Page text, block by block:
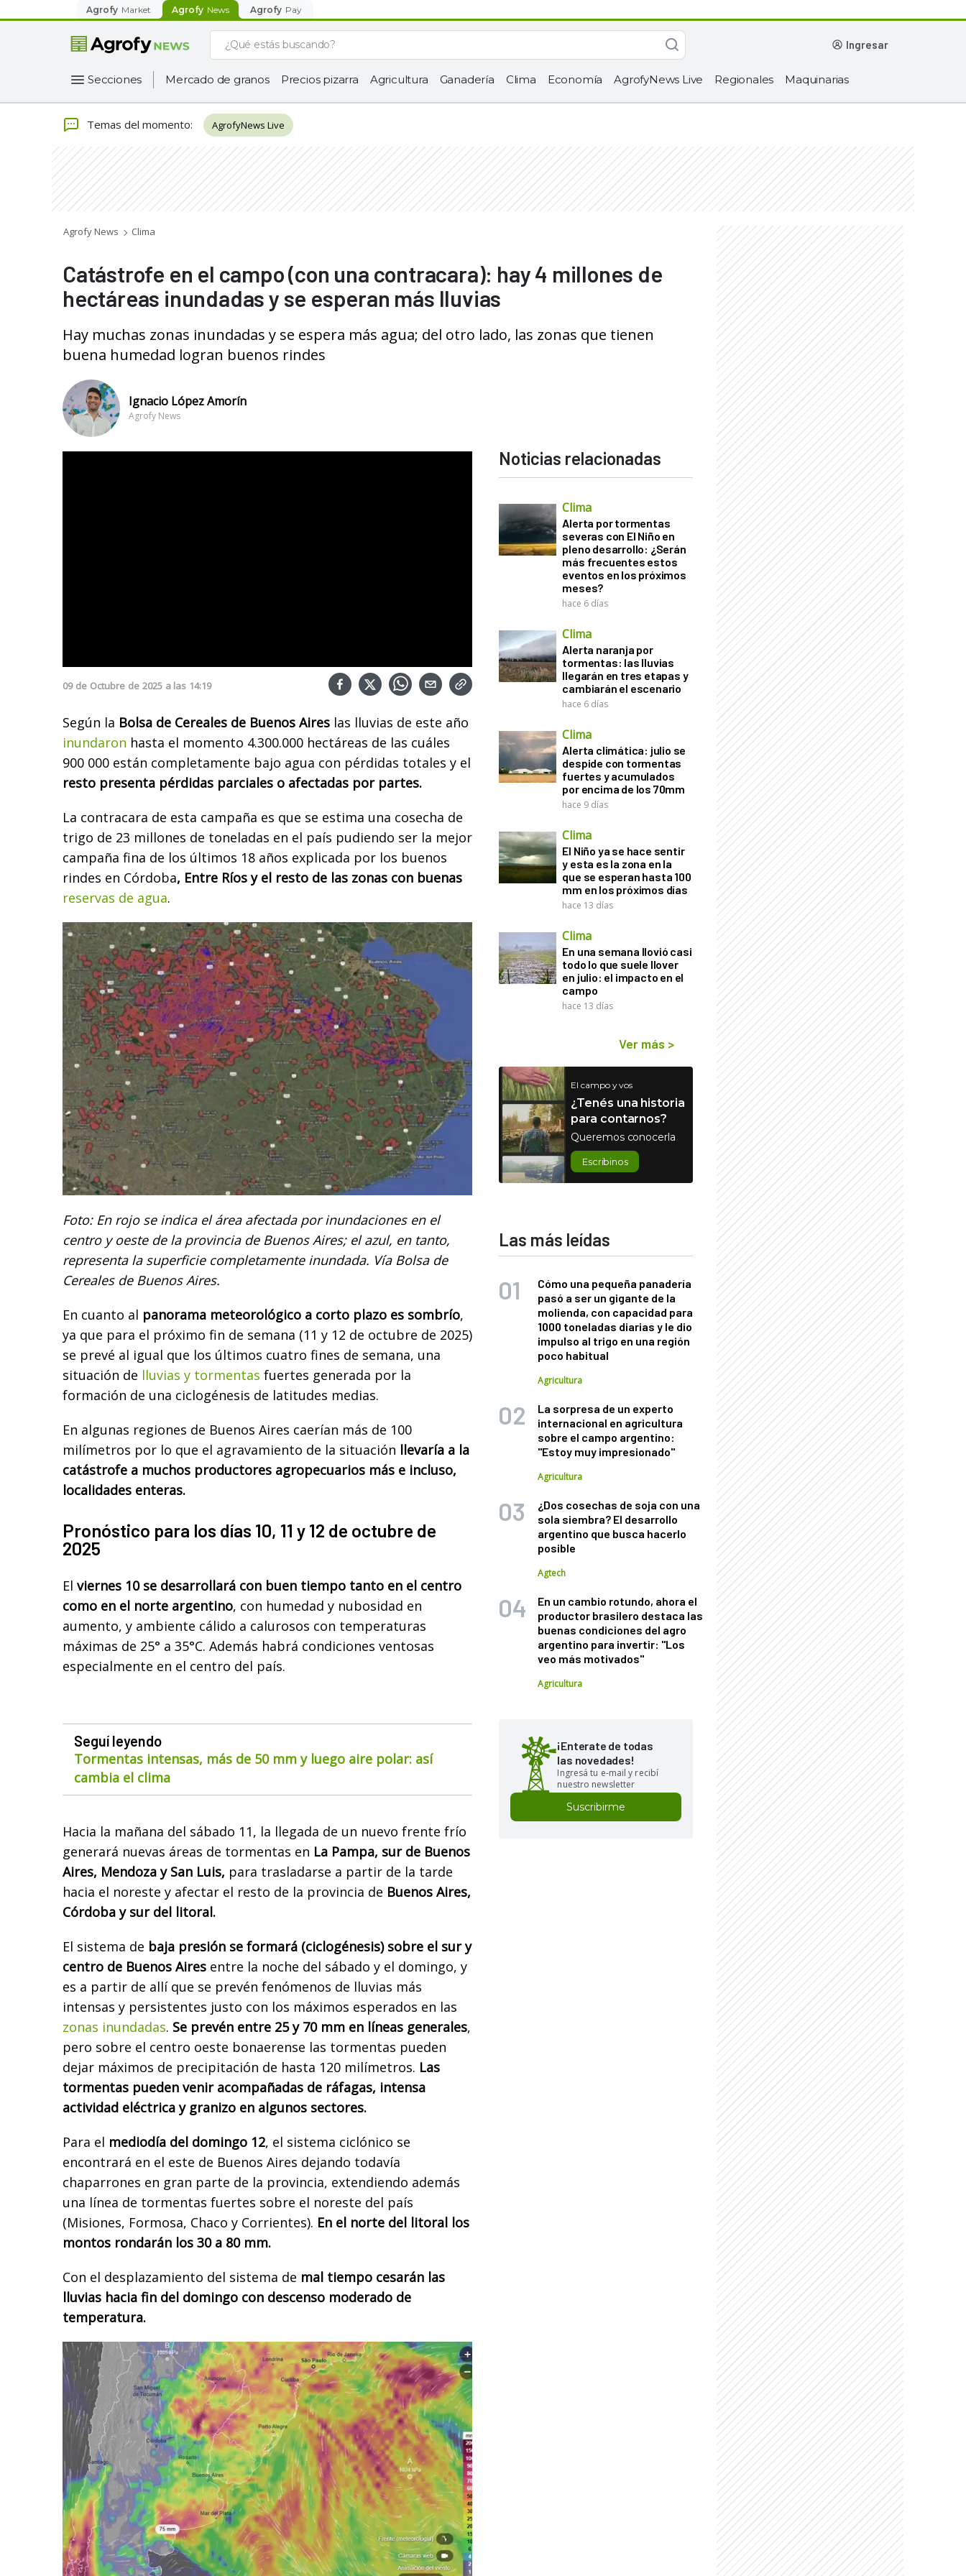
Agrofy Market Agrofy News Agrofy Pay
ingresar
Secciones Mercado de granos Precios pizarra Agricultura Ganadería Clima Economía AgrofyNews Live Regionales Maquinarias
Temas del momento: AgrofyNews Live
Agrofy News Clima
Catástrofe en el campo (con una contracara): hay 4 millones de
hectáreas inundadas y se esperan más lluvias
Hay muchas zonas inundadas y se espera más agua; del otro lado, las zonas que tienen
buena humedad logran buenos rindes
Ignacio López Amorín
Agrofy News
09 de Octubre de 2025 a las 14:19
Según la Bolsa de Cereales de Buenos Aires las lluvias de este año
inundaron hasta el momento 4.300.000 hectáreas de las cuáles
900 000 están completamente bajo agua con pérdidas totales y el
resto presenta pérdidas parciales o afectadas por partes.
La contracara de esta campaña es que se estima una cosecha de
trigo de 23 millones de toneladas en el país pudiendo ser la mejor
campaña fina de los últimos 18 años explicada por los buenos
rindes en Córdoba, Entre Ríos y el resto de las zonas con buenas
reservas de agua.
Foto: En rojo se indica el área afectada por inundaciones en el
centro y oeste de la provincia de Buenos Aires; el azul, en tanto,
representa la superficie completamente inundada. Vía Bolsa de
Cereales de Buenos Aires.
En cuanto al panorama meteorológico a corto plazo es sombrío,
ya que para el próximo fin de semana (11 y 12 de octubre de 2025)
se prevé al igual que los últimos cuatro fines de semana, una
situación de lluvias y tormentas fuertes generada por la
formación de una ciclogénesis de latitudes medias.
En algunas regiones de Buenos Aires caerían más de 100
milímetros por lo que el agravamiento de la situación llevaría a la
catástrofe a muchos productores agropecuarios más e incluso,
localidades enteras.
Pronóstico para los días 10, 11 y 12 de octubre de
2025
El viernes 10 se desarrollará con buen tiempo tanto en el centro
como en el norte argentino, con humedad y nubosidad en
aumento, y ambiente cálido a calurosos con temperaturas
máximas de 25° a 35°C. Además habrá condiciones ventosas
especialmente en el centro del país.
Seguí leyendo
Tormentas intensas, más de 50 mm y luego aire polar: así
cambia el clima
Hacia la mañana del sábado 11, la llegada de un nuevo frente frío
generará nuevas áreas de tormentas en La Pampa, sur de Buenos
Aires, Mendoza y San Luis, para trasladarse a partir de la tarde
hacia el noreste y afectar el resto de la provincia de Buenos Aires,
Córdoba y sur del litoral.
El sistema de baja presión se formará (ciclogénesis) sobre el sur y
centro de Buenos Aires entre la noche del sábado y el domingo, y
es a partir de allí que se prevén fenómenos de lluvias más
intensas y persistentes justo con los máximos esperados en las
zonas inundadas. Se prevén entre 25 y 70 mm en líneas generales,
pero sobre el centro oeste bonaerense las tormentas pueden
dejar máximos de precipitación de hasta 120 milímetros. Las
tormentas pueden venir acompañadas de ráfagas, intensa
actividad eléctrica y granizo en algunos sectores.
Para el mediodía del domingo 12, el sistema ciclónico se
encontrará en el este de Buenos Aires dejando todavía
chaparrones en gran parte de la provincia, extendiendo además
una línea de tormentas fuertes sobre el noreste del país
(Misiones, Formosa, Chaco y Corrientes). En el norte del litoral los
montos rondarán los 30 a 80 mm.
Con el desplazamiento del sistema de mal tiempo cesarán las
lluvias hacia fin del domingo con descenso moderado de
temperatura.
Noticias relacionadas
Clima
Alerta por tormentas
severas con El Niño en
pleno desarrollo: ¿Serán
más frecuentes estos
eventos en los próximos
meses?
hace 6 días
Clima
Alerta naranja por
tormentas: las lluvias
llegarán en tres etapas y
cambiarán el escenario
hace 6 días
Clima
Alerta climática: julio se
despide con tormentas
fuertes y acumulados
por encima de los 70mm
hace 9 días
Clima
El Niño ya se hace sentir
y esta es la zona en la
que se esperan hasta 100
mm en los próximos días
hace 13 días
Clima
En una semana llovió casi
todo lo que suele llover
en julio: el impacto en el
campo
hace 13 días
Ver más >
El campo y vos
¿Tenés una historia
para contarnos?
Queremos conocerla
Escribinos
Las más leídas
Cómo una pequeña panadería
pasó a ser un gigante de la
molienda, con capacidad para
1000 toneladas diarias y le dio
impulso al trigo en una región
poco habitual
Agricultura
La sorpresa de un experto
internacional en agricultura
sobre el campo argentino:
"Estoy muy impresionado"
Agricultura
¿Dos cosechas de soja con una
sola siembra? El desarrollo
argentino que busca hacerlo
posible
Agtech
En un cambio rotundo, ahora el
productor brasilero destaca las
buenas condiciones del agro
argentino para invertir: "Los
veo más motivados"
Agricultura
¡Enterate de todas
las novedades!
Ingresá tu e-mail y recibí
nuestro newsletter
Suscribirme